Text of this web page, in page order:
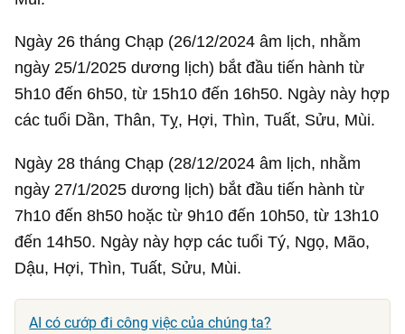
Ngày 26 tháng Chạp (26/12/2024 âm lịch, nhằm
ngày 25/1/2025 dương lịch) bắt đầu tiến hành từ
5h10 đến 6h50, từ 15h10 đến 16h50. Ngày này hợp
các tuổi Dần, Thân, Tỵ, Hợi, Thìn, Tuất, Sửu, Mùi.
Ngày 28 tháng Chạp (28/12/2024 âm lịch, nhằm
ngày 27/1/2025 dương lịch) bắt đầu tiến hành từ
7h10 đến 8h50 hoặc từ 9h10 đến 10h50, từ 13h10
đến 14h50. Ngày này hợp các tuổi Tý, Ngọ, Mão,
Dậu, Hợi, Thìn, Tuất, Sửu, Mùi.
AI có cướp đi công việc của chúng ta?